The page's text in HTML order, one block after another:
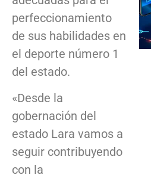
perfeccionamiento
de sus habilidades en
el deporte número 1
del estado.
«Desde la
gobernación del
estado Lara vamos a
seguir contribuyendo
con la